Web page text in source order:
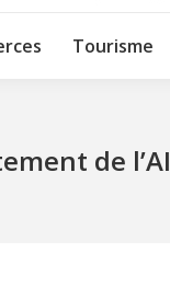
Tourisme
de